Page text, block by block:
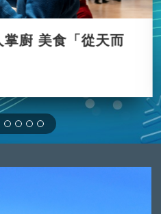
廚 美食「從天而